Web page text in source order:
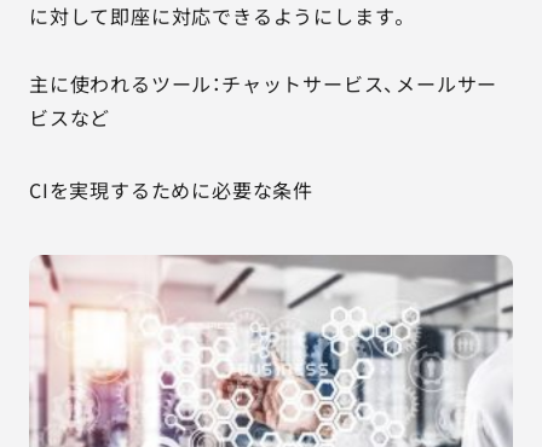
に対して即座に対応できるようにします。
主に使われるツール：チャットサービス、メールサー
ビスなど
CIを実現するために必要な条件